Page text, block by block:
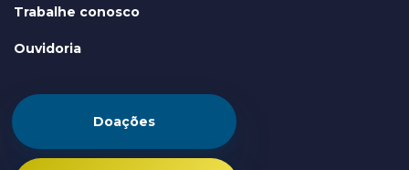
Trabalhe conosco
Ouvidoria
Doações